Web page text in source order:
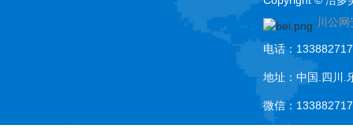
川公
电话：
地址：中国.四川.
微信：